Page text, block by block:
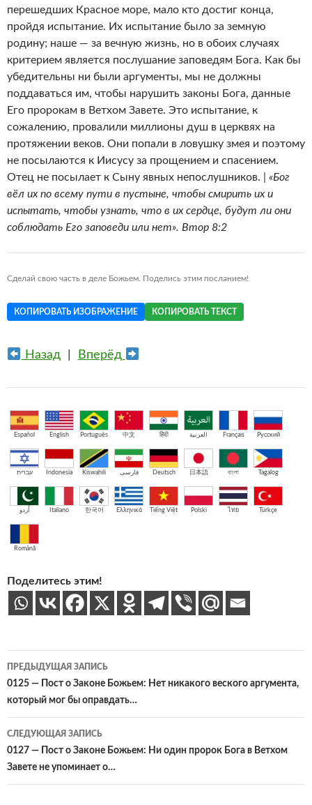
перешедших Красное море, мало кто достиг конца,
пройдя испытание. Их испытание было за земную
родину; наше — за вечную жизнь, но в обоих случаях
критерием является послушание заповедям Бога. Как бы
убедительны ни были аргументы, мы не должны
поддаваться им, чтобы нарушить законы Бога, данные
Его пророкам в Ветхом Завете. Это испытание, к
сожалению, провалили миллионы душ в церквях на
протяжении веков. Они попали в ловушку змея и поэтому
не посылаются к Иисусу за прощением и спасением.
Отец не посылает к Сыну явных непослушников. | «Бог
вёл их по всему пути в пустыне, чтобы смирить их и
испытать, чтобы узнать, что в их сердце, будут ли они
соблюдать Его заповеди или нет». Втор 8:2
Сделай свою часть в деле Божьем. Поделись этим посланием!
КОПИРОВАТЬ ИЗОБРАЖЕНИЕ КОПИРОВАТЬ ТЕКСТ
Назад| Вперёд
Español English Português 中文 हिंदी العربية Français Русский
עברית Indonesia Kiswahili فارسی Deutsch 日本語 বাংলা Tagalog
اُردو Italiano 한국어 Ελληνικά Tiếng Việt Polski ไทย Türkçe
Română
Поделитесь этим!
Навигация
по
записям
ПРЕДЫДУЩАЯ ЗАПИСЬ
0125 — Пост о Законе Божьем: Нет никакого веского аргумента,
который мог бы оправдать…
СЛЕДУЮЩАЯ ЗАПИСЬ
0127 — Пост о Законе Божьем: Ни один пророк Бога в Ветхом
Завете не упоминает о…